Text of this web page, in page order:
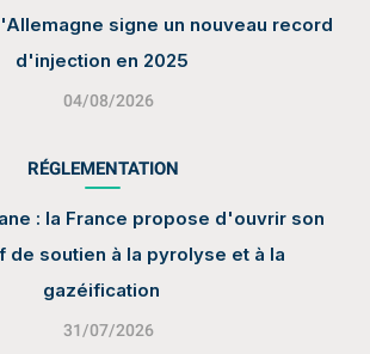
signe un nouveau record
d'injection en 2025
04/08/2026
RÉGLEMENTATION
: la France propose d'ouvrir son
de soutien à la pyrolyse et à la
gazéification
31/07/2026